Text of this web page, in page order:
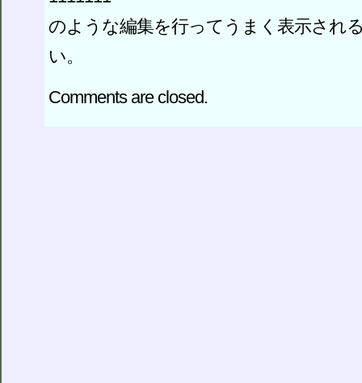
のような編集を行ってうまく表示され
い。
Comments are closed.